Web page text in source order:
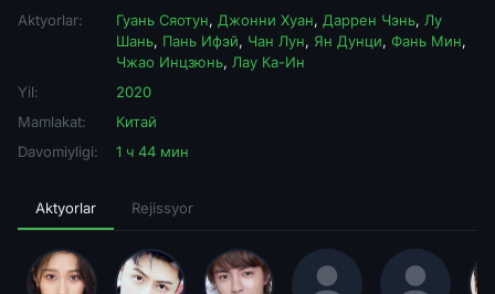
Aktyorlar:
Гуань Сяотун, Джонни Хуан, Даррен Чэнь, Лу
Шань, Пань Ифэй, Чан Лун, Ян Дунци, Фань Мин,
Чжао Инцзюнь, Лау Ка-Ин
Yil:
2020
Mamlakat:
Китай
Davomiyligi:
1 ч 44 мин
Aktyorlar Rejissyor